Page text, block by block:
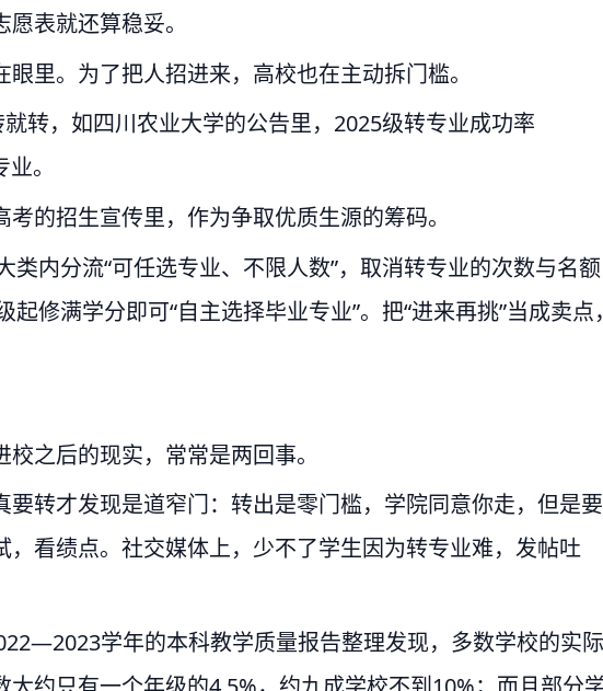
表就还算稳妥。
里。为了把人招进来，高校也在主动拆门槛。
转，如四川农业大学的公告里，2025级转专业成功率
。
的招生宣传里，作为争取优质生源的筹码。
类内分流“可任选专业、不限人数”，取消转专业的次数与名额
修满学分即可“自主选择毕业专业”。把“进来再挑”当成卖点
之后的现实，常常是两回事。
转才发现是道窄门：转出是零门槛，学院同意你走，但是要
看绩点。社交媒体上，少不了学生因为转专业难，发帖吐
学年的本科教学质量报告整理发现，多数学校的实际